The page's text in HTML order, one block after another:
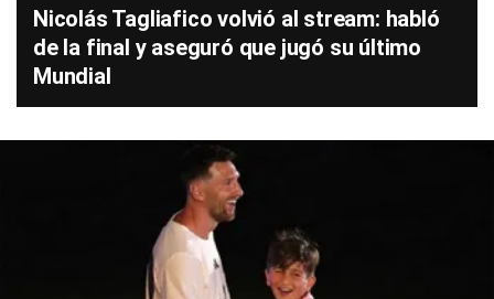
Nicolás Tagliafico volvió al stream: habló
de la final y aseguró que jugó su último
Mundial